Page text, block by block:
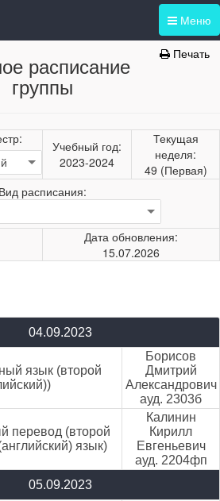
Меню
Печать
расписание
группы
Учебный год:
2023-2024
Текущая
неделя:
49 (Первая)
Вид расписания:
Дата обновления:
15.07.2026
04.09.2023
язык (второй
Борисов
Дмитрий
Александрович
ауд. 2303б
перевод (второй
язык)
Калинин
Кирилл
Евгеньевич
ауд. 2204фп
05.09.2023